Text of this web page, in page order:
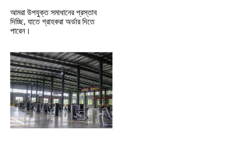
আমরা উপযুক্ত সমাধানের প্রস্তাব
দিচ্ছি, যাতে গ্রাহকরা অর্ডার দিতে
পারেন।